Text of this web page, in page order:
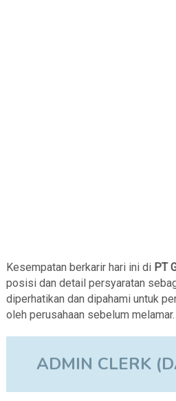
Kesempatan berkarir hari ini di PT
posisi dan detail persyaratan
diperhatikan dan dipahami untuk
oleh perusahaan sebelum melamar.
ADMIN CLERK